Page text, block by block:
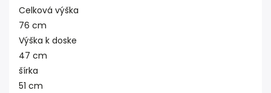
Celková výška
76 cm
Výška k doske
47 cm
šírka
51 cm